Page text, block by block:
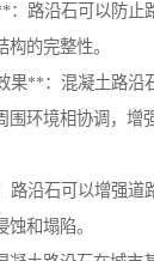
：路沿石可以防止
的完整性。
果**：混凝土路沿
围环境相协调，增
路沿石可以增强道
和塌陷。